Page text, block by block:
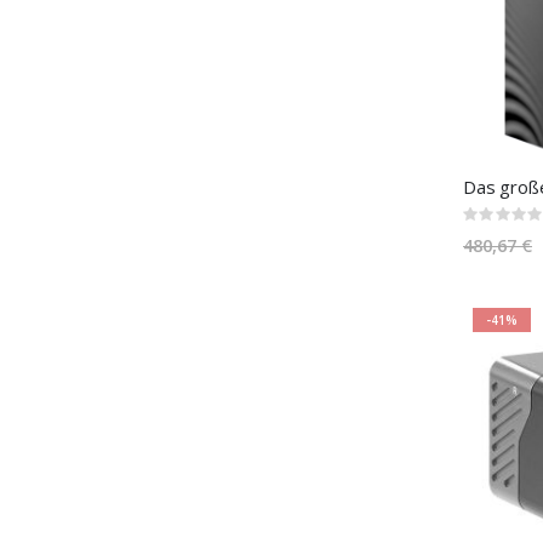
Rating:
0%
480,67 €
-41%